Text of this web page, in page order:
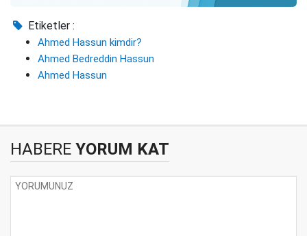
Etiketler :
Ahmed Hassun kimdir?
Ahmed Bedreddin Hassun
Ahmed Hassun
HABERE YORUM KAT